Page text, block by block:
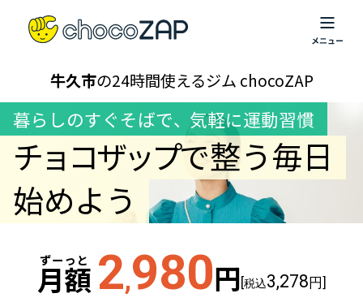
牛久市の24時間使えるジム chocoZAP
暮らしのすぐそばで、 気軽に運動習慣
チョコザップで整う毎日
始めよう
ずーっと
月額 2,980円[税込3,278円]